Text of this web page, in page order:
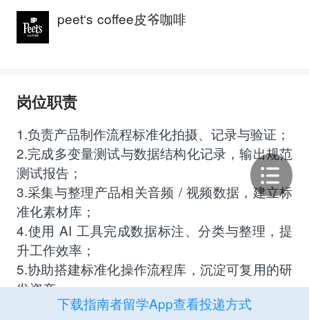
peet‘s coffee皮爷咖啡
岗位职责
1.负责产品制作流程标准化拍摄、记录与验证；
2.完成多变量测试与数据结构化记录，输出规范
测试报告；
3.采集与整理产品相关音频 / 视频数据，建立标
准化素材库；
4.使用 AI 工具完成数据标注、分类与整理，提
升工作效率；
5.协助搭建标准化操作流程库，沉淀可复用的研
发资产。
下载指南者留学App查看投递方式